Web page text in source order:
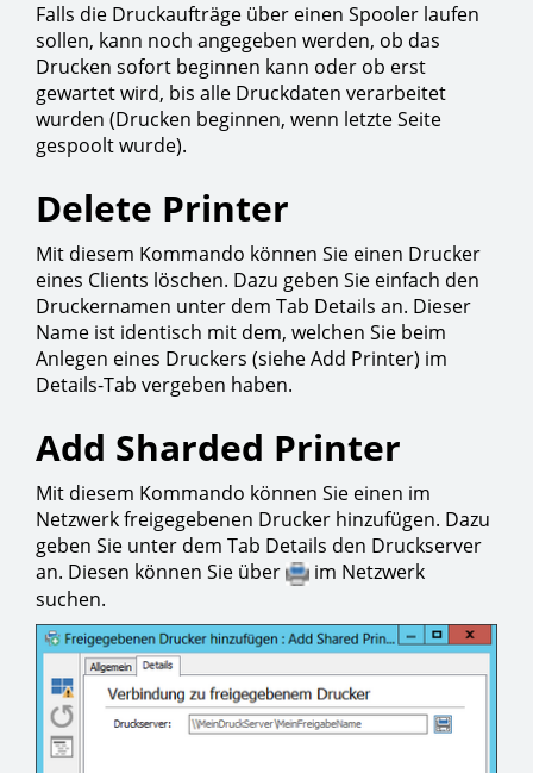
Falls die Druckaufträge über einen Spooler laufen
sollen, kann noch angegeben werden, ob das
Drucken sofort beginnen kann oder ob erst
gewartet wird, bis alle Druckdaten verarbeitet
wurden (Drucken beginnen, wenn letzte Seite
gespoolt wurde).
Delete Printer
Mit diesem Kommando können Sie einen Drucker
eines Clients löschen. Dazu geben Sie einfach den
Druckernamen unter dem Tab Details an. Dieser
Name ist identisch mit dem, welchen Sie beim
Anlegen eines Druckers (siehe Add Printer) im
Details-Tab vergeben haben.
Add Sharded Printer
Mit diesem Kommando können Sie einen im
Netzwerk freigegebenen Drucker hinzufügen. Dazu
geben Sie unter dem Tab Details den Druckserver
an. Diesen können Sie über
im Netzwerk
suchen.